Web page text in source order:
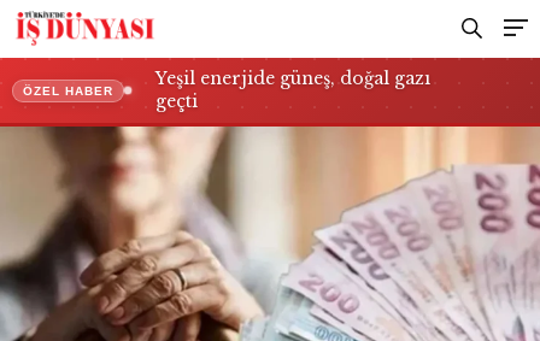
ÖZEL HABER
Yeşil enerjide güneş, doğal gazı
geçti